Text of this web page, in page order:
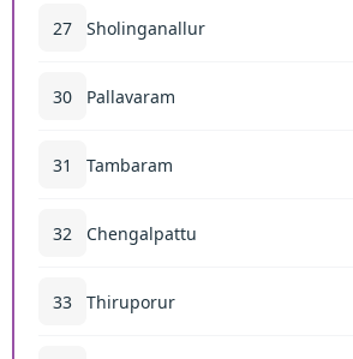
27 Sholinganallur
30 Pallavaram
31 Tambaram
32 Chengalpattu
33 Thiruporur